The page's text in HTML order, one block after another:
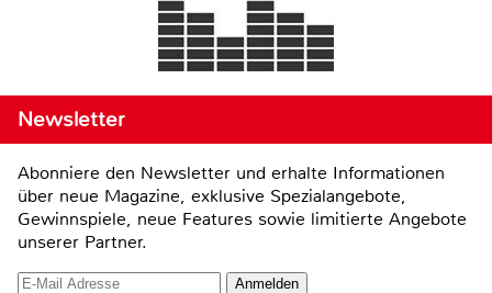
Newsletter
Abonniere den Newsletter und erhalte Informationen
über neue Magazine, exklusive Spezialangebote,
Gewinnspiele, neue Features sowie limitierte Angebote
unserer Partner.